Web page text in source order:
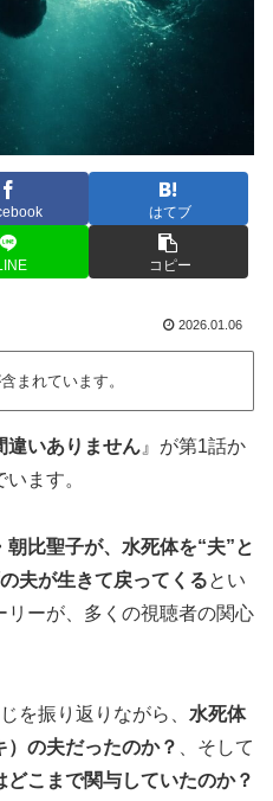
はてブ
コピー
2026.01.06
まれています。
違いありません 』が第1話か
ます。
比聖子が、水死体を“夫”と
夫が生きて戻ってくるとい
リーが、多くの視聴者の関心
を振り返りながら、 水死体
の夫だったのか？
、そして
こまで関与していたのか？